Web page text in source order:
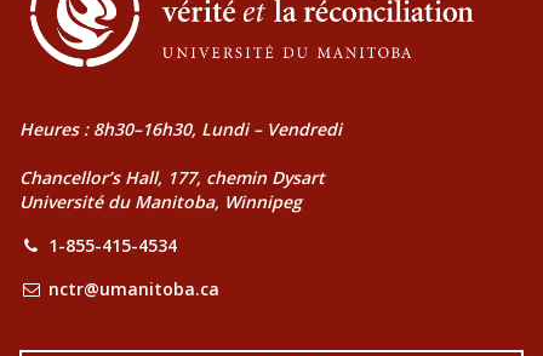
Heures : 8h30–16h30, Lundi – Vendredi
Chancellor’s Hall, 177, chemin Dysart
Université du Manitoba, Winnipeg
1-855-415-4534
nctr@umanitoba.ca